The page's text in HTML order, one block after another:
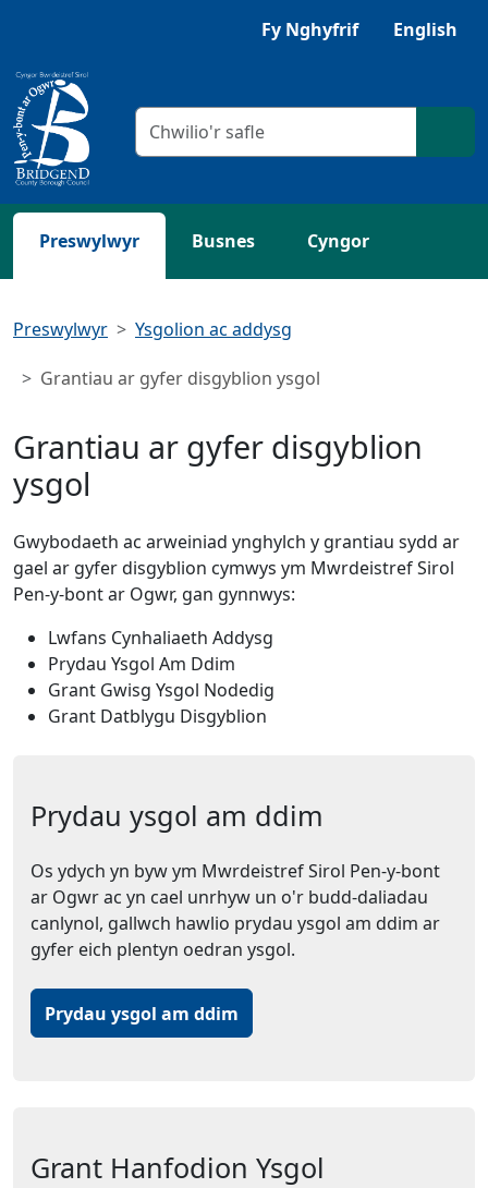
Fy Nghyfrif English
Meini prawf chwilio
Preswylwyr Busnes Cyngor
Preswylwyr Ysgolion ac addysg
Grantiau ar gyfer disgyblion ysgol
Grantiau ar gyfer disgyblion
ysgol
Gwybodaeth ac arweiniad ynghylch y grantiau sydd ar
gael ar gyfer disgyblion cymwys ym Mwrdeistref Sirol
Pen-y-bont ar Ogwr, gan gynnwys:
Lwfans Cynhaliaeth Addysg
Prydau Ysgol Am Ddim
Grant Gwisg Ysgol Nodedig
Grant Datblygu Disgyblion
Prydau ysgol am ddim
Os ydych yn byw ym Mwrdeistref Sirol Pen-y-bont
ar Ogwr ac yn cael unrhyw un o'r budd-daliadau
canlynol, gallwch hawlio prydau ysgol am ddim ar
gyfer eich plentyn oedran ysgol.
Prydau ysgol am ddim
Grant Hanfodion Ysgol